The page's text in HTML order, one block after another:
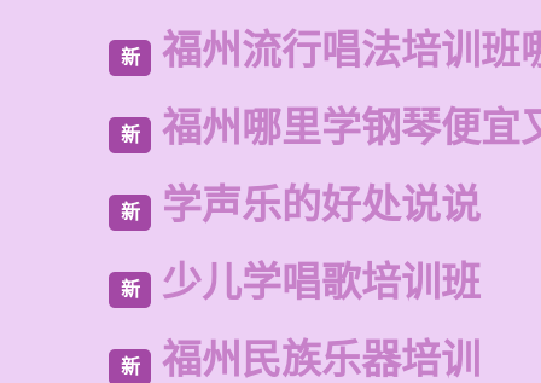
新 福州流行唱法培训班
新 福州哪里学钢琴便宜
新 学声乐的好处说说
新 少儿学唱歌培训班
新 福州民族乐器培训